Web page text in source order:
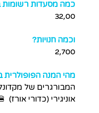
כמה מסעדות רשומות
32,00
וכמה חנויות?
2,700
מהי המנה הפופולרית
המבורגרים של
אוניגירי (כדורי אורז)